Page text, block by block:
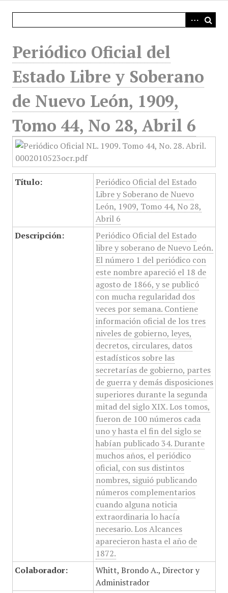
Periódico Oficial del
Estado Libre y Soberano
de Nuevo León, 1909,
Tomo 44, No 28, Abril 6
Título:
Periódico Oficial del Estado
Libre y Soberano de Nuevo
León, 1909, Tomo 44, No 28,
Abril 6
Descripción:
Periódico Oficial del Estado
libre y soberano de Nuevo León.
El número 1 del periódico con
este nombre apareció el 18 de
agosto de 1866, y se publicó
con mucha regularidad dos
veces por semana. Contiene
información oficial de los tres
niveles de gobierno, leyes,
decretos, circulares, datos
estadísticos sobre las
secretarías de gobierno, partes
de guerra y demás disposiciones
superiores durante la segunda
mitad del siglo XIX. Los tomos,
fueron de 100 números cada
uno y hasta el fin del siglo se
habían publicado 34. Durante
muchos años, el periódico
oficial, con sus distintos
nombres, siguió publicando
números complementarios
cuando alguna noticia
extraordinaria lo hacía
necesario. Los Alcances
aparecieron hasta el año de
1872.
Colaborador:
Whitt, Brondo A., Director y
Administrador